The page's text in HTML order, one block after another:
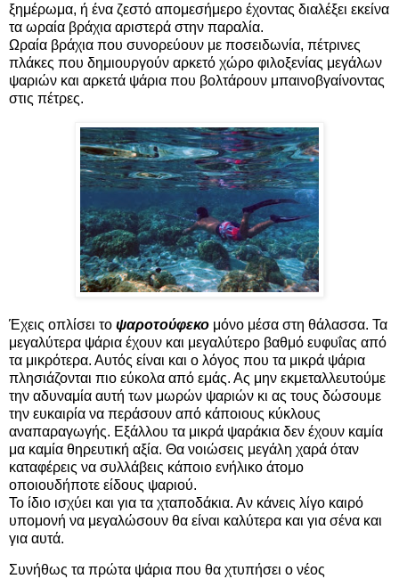
ξημέρωμα, ή ένα ζεστό απομεσήμερο έχοντας διαλέξει εκείνα
τα ωραία βράχια αριστερά στην παραλία.
Ωραία βράχια που συνορεύουν με ποσειδωνία, πέτρινες
πλάκες που δημιουργούν αρκετό χώρο φιλοξενίας μεγάλων
ψαριών και αρκετά ψάρια που βολτάρουν μπαινοβγαίνοντας
στις πέτρες.
Έχεις οπλίσει το ψαροτούφεκο μόνο μέσα στη θάλασσα. Τα
μεγαλύτερα ψάρια έχουν και μεγαλύτερο βαθμό ευφυΐας από
τα μικρότερα. Αυτός είναι και ο λόγος που τα μικρά ψάρια
πλησιάζονται πιο εύκολα από εμάς. Ας μην εκμεταλλευτούμε
την αδυναμία αυτή των μωρών ψαριών κι ας τους δώσουμε
την ευκαιρία να περάσουν από κάποιους κύκλους
αναπαραγωγής. Εξάλλου τα μικρά ψαράκια δεν έχουν καμία
μα καμία θηρευτική αξία. Θα νοιώσεις μεγάλη χαρά όταν
καταφέρεις να συλλάβεις κάποιο ενήλικο άτομο
οποιουδήποτε είδους ψαριού.
Το ίδιο ισχύει και για τα χταποδάκια. Αν κάνεις λίγο καιρό
υπομονή να μεγαλώσουν θα είναι καλύτερα και για σένα και
για αυτά.
Συνήθως τα πρώτα ψάρια που θα χτυπήσει ο νέος